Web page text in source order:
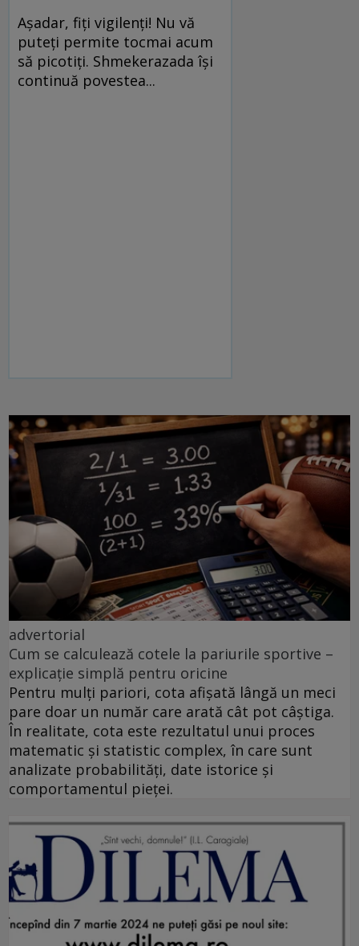
Aşadar, fiţi vigilenţi! Nu vă
puteţi permite tocmai acum
să picotiţi. Shmekerazada îşi
continuă povestea...
advertorial
Cum se calculează cotele la pariurile sportive –
explicație simplă pentru oricine
Pentru mulți pariori, cota afișată lângă un meci
pare doar un număr care arată cât pot câștiga.
În realitate, cota este rezultatul unui proces
matematic și statistic complex, în care sunt
analizate probabilități, date istorice și
comportamentul pieței.